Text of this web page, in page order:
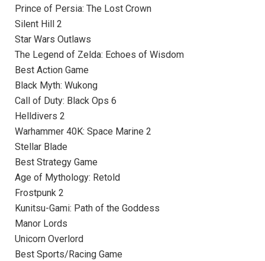
Prince of Persia: The Lost Crown
Silent Hill 2
Star Wars Outlaws
The Legend of Zelda: Echoes of Wisdom
Best Action Game
Black Myth: Wukong
Call of Duty: Black Ops 6
Helldivers 2
Warhammer 40K: Space Marine 2
Stellar Blade
Best Strategy Game
Age of Mythology: Retold
Frostpunk 2
Kunitsu-Gami: Path of the Goddess
Manor Lords
Unicorn Overlord
Best Sports/Racing Game